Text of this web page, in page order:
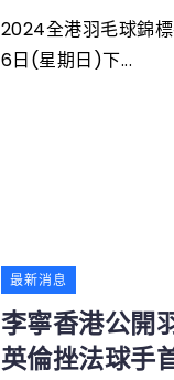
2024全港羽毛球錦
6日(星期日)下...
最新消息
李寧香港公開
英倫挫法球手